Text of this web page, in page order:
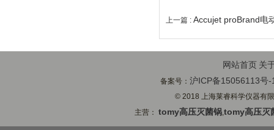
上一篇 : Accujet proBrand电
网站首页 关
备案号：沪ICP备15056113号-
© 2018 上海莱睿科学仪器有
主营：tomy高压灭菌锅,tomy高压灭